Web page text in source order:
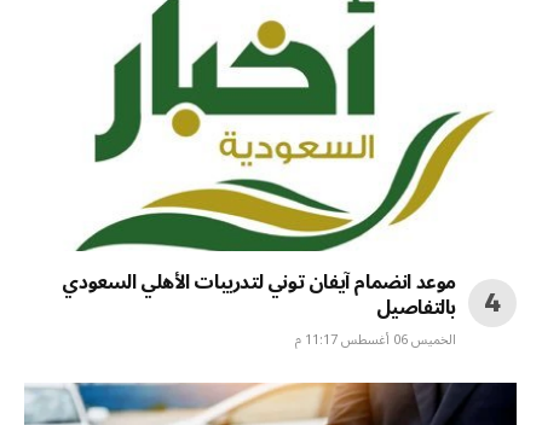
موعد انضمام آيفان توني لتدريبات الأهلي السعودي
بالتفاصيل
الخميس 06 أغسطس 11:17 م